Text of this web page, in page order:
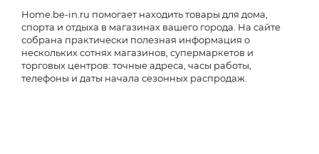
Home.be-in.ru помогает находить товары для дома,
спорта и отдыха в магазинах вашего города. На сайте
собрана практически полезная информация о
нескольких сотнях магазинов, супермаркетов и
торговых центров: точные адреса, часы работы,
телефоны и даты начала сезонных распродаж.